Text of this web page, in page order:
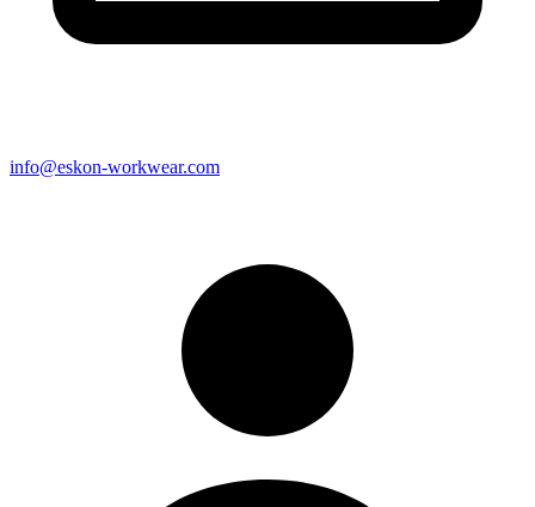
info@eskon-workwear.com